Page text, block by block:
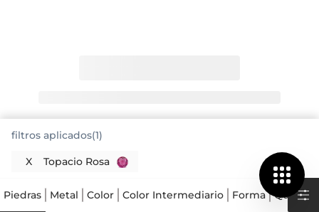
filtros aplicados(1)
X Topacio Rosa
Piedras Metal Color Color Intermediario Forma Quilates